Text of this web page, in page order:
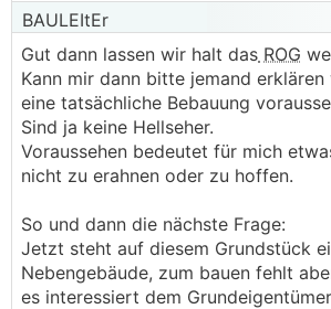
BAULEItEr
Gut dann lassen wir halt das ROG
Kann mir dann bitte jemand
eine tatsächliche Bebauung
Sind ja keine Hellseher.
Voraussehen bedeutet für mich
nicht zu erahnen oder zu hoffen.
So und dann die nächste Frage:
Jetzt steht auf diesem Grundstück
Nebengebäude, zum bauen fehlt
es interessiert dem